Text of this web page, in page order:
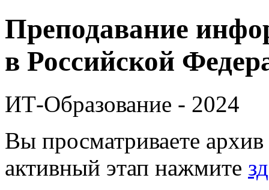
Преподавание
в Российской
ИТ-Образование - 2024
Вы просматриваете
активный этап нажмите